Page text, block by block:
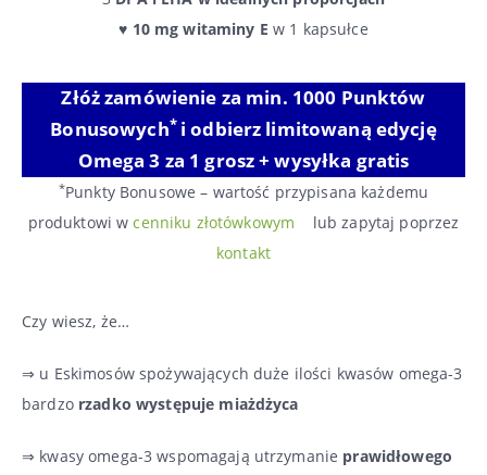
♥ 10 mg witaminy E w 1 kapsułce
Złóż zamówienie za min. 1000 Punktów
Bonusowych* i odbierz limitowaną edycję
Omega 3 za 1 grosz + wysyłka gratis
*Punkty Bonusowe – wartość przypisana każdemu
produktowi wcenniku złotówkowym
lub zapytaj poprzez
kontakt
Czy wiesz, że…
⇒ u Eskimosów spożywających duże ilości kwasów omega-3
bardzo rzadko występuje miażdżyca
⇒ kwasy omega-3 wspomagają utrzymanie prawidłowego